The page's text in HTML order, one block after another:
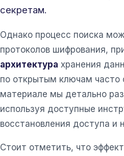
секретам.
Однако процесс поиска
протоколов шифрования,
архитектура хранения
по открытым ключам часто
материале мы детально
используя доступные
восстановления доступа и
Стоит отметить, что